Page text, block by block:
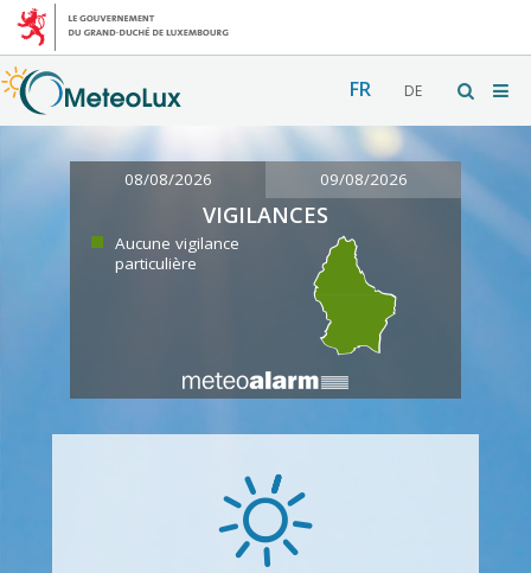
FR DE
08/08/2026 09/08/2026
VIGILANCES
Aucune vigilance
particulière